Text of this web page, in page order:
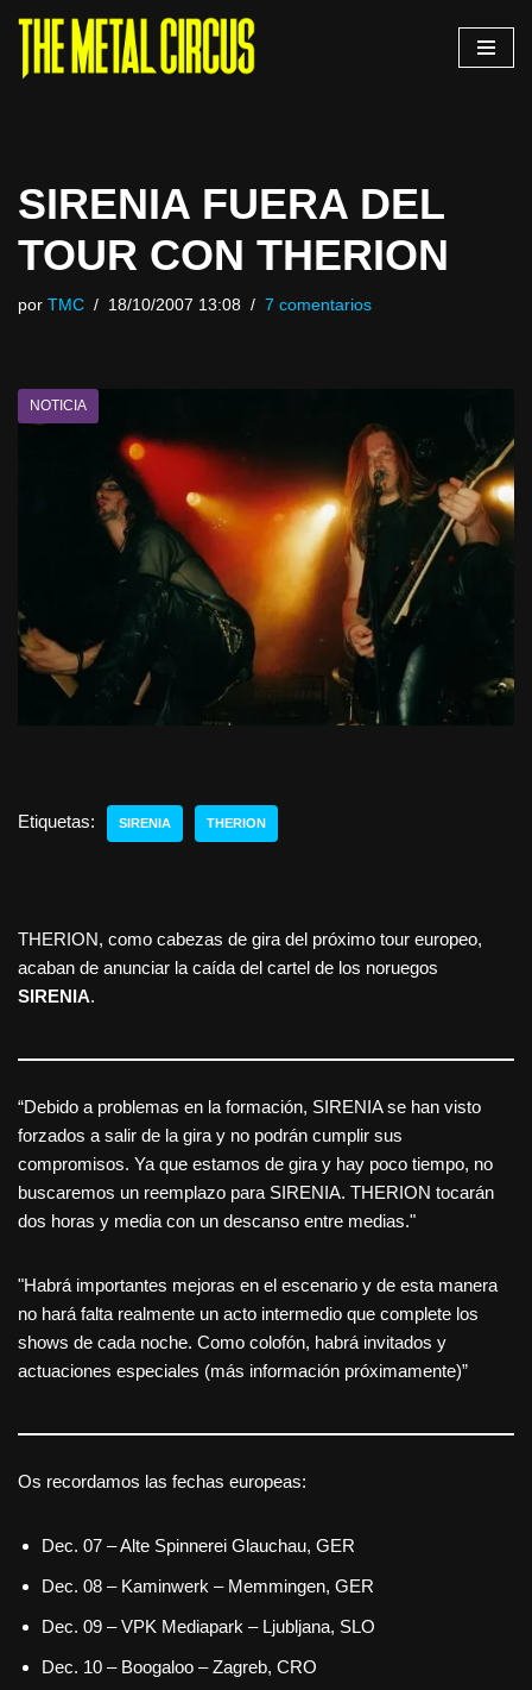
Saltar
SIRENIA FUERA DEL
TOUR CON THERION
por TMC 18/10/2007 13:08 7 comentarios
NOTICIA
Etiquetas: SIRENIA THERION
THERION, como cabezas de gira del próximo tour europeo,
acaban de anunciar la caída del cartel de los noruegos
SIRENIA.
“Debido a problemas en la formación, SIRENIA se han visto
forzados a salir de la gira y no podrán cumplir sus
compromisos. Ya que estamos de gira y hay poco tiempo, no
buscaremos un reemplazo para SIRENIA. THERION tocarán
dos horas y media con un descanso entre medias."
"Habrá importantes mejoras en el escenario y de esta manera
no hará falta realmente un acto intermedio que complete los
shows de cada noche. Como colofón, habrá invitados y
actuaciones especiales (más información próximamente)”
Os recordamos las fechas europeas:
Dec. 07 – Alte Spinnerei Glauchau, GER
Dec. 08 – Kaminwerk – Memmingen, GER
Dec. 09 – VPK Mediapark – Ljubljana, SLO
Dec. 10 – Boogaloo – Zagreb, CRO